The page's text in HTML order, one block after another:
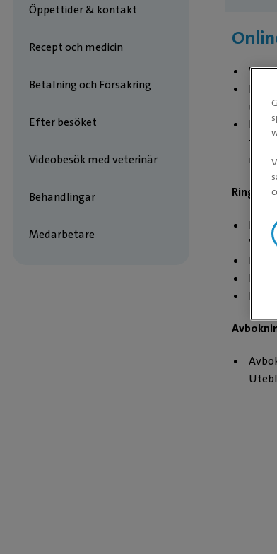
Öppettider & kontakt
Recept och medicin
Betalning och Försäkring
Efter besöket
Videobesök med veterinär
Behandlingar
Medarbetare
Läs
får
Ring till
Ditt
Du
Du